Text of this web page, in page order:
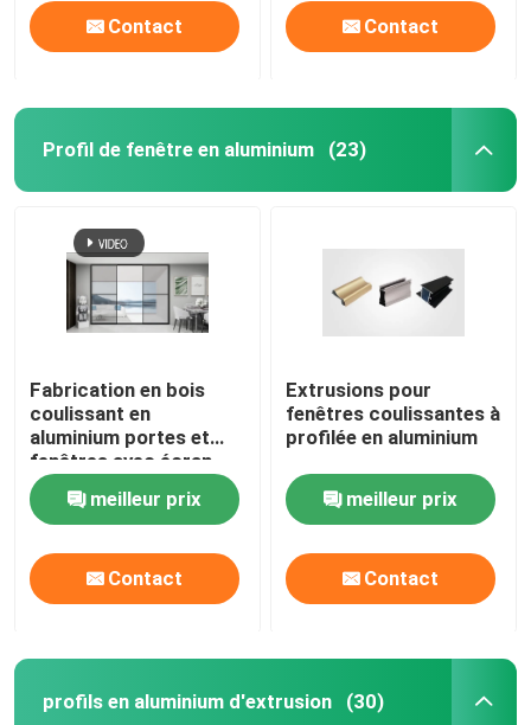
Fabricants de portes et fenêtres en aluminium
Éclairage sur rail magnétique à DEL
Pièces en aluminium CNC
Profils en aluminium d'équilibre de bord
Accessoires en verre
Contact Contact
Profil de fenêtre en aluminium (23)
Fabrication en bois
coulissant en
aluminium portes et
fenêtres avec écran
antipoussière
meilleur prix
Contact
Extrusions pour
fenêtres coulissantes à
profilée en aluminium
meilleur prix
Contact
profils en aluminium d'extrusion (30)